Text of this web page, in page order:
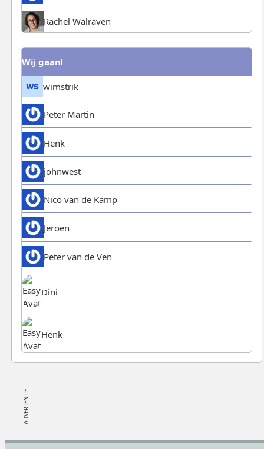
Rachel Walraven
Wij gaan!
wimstrik
Peter Martin
Henk
johnwest
Nico van de Kamp
Jeroen
Peter van de Ven
Dini
Henk